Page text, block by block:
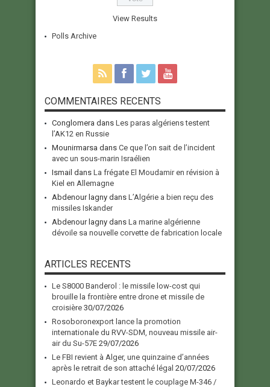
View Results
Polls Archive
COMMENTAIRES RECENTS
Conglomera dans Les paras algériens testent
l’AK12 en Russie
Mounirmarsa dans Ce que l’on sait de l’incident
avec un sous-marin Israélien
Ismail dans La frégate El Moudamir en révision à
Kiel en Allemagne
Abdenour lagny dans L’Algérie a bien reçu des
missiles Iskander
Abdenour lagny dans La marine algérienne
dévoile sa nouvelle corvette de fabrication locale
ARTICLES RECENTS
Le S8000 Banderol : le missile low-cost qui
brouille la frontière entre drone et missile de
croisière 30/07/2026
Rosoboronexport lance la promotion
internationale du RVV-SDM, nouveau missile air-
air du Su-57E 29/07/2026
Le FBI revient à Alger, une quinzaine d’années
après le retrait de son attaché légal 20/07/2026
Leonardo et Baykar testent le couplage M-346 /